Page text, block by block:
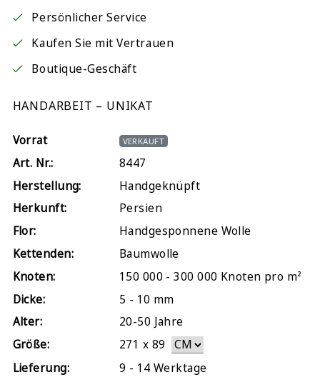
Persönlicher Service
Kaufen Sie mit Vertrauen
Boutique-Geschäft
HANDARBEIT – UNIKAT
Vorrat VERKAUFT
Art. Nr.:
8447
Herstellung:
Handgeknüpft
Herkunft:
Persien
Flor:
Handgesponnene Wolle
Kettenden:
Baumwolle
Knoten:
150 000 - 300 000 Knoten pro m²
Dicke:
5 - 10 mm
Alter:
20-50 Jahre
Größe:
271 x 89
Lieferung:
9 - 14 Werktage